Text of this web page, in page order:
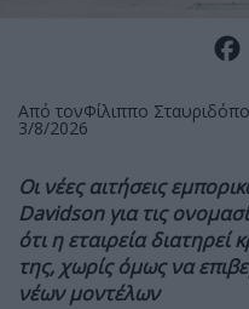
Από τονΦίλιππο
3/8/2026
Οι νέες αιτήσεις
Davidson για τις
ότι η εταιρεία
της, χωρίς όμως να
νέων μοντέλων